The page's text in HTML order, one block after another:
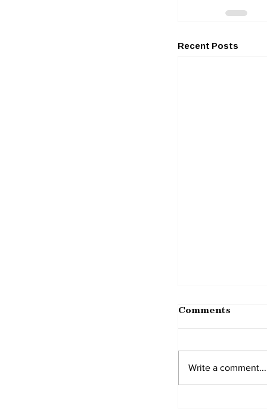
Recent Posts
Comments
Write a comment...